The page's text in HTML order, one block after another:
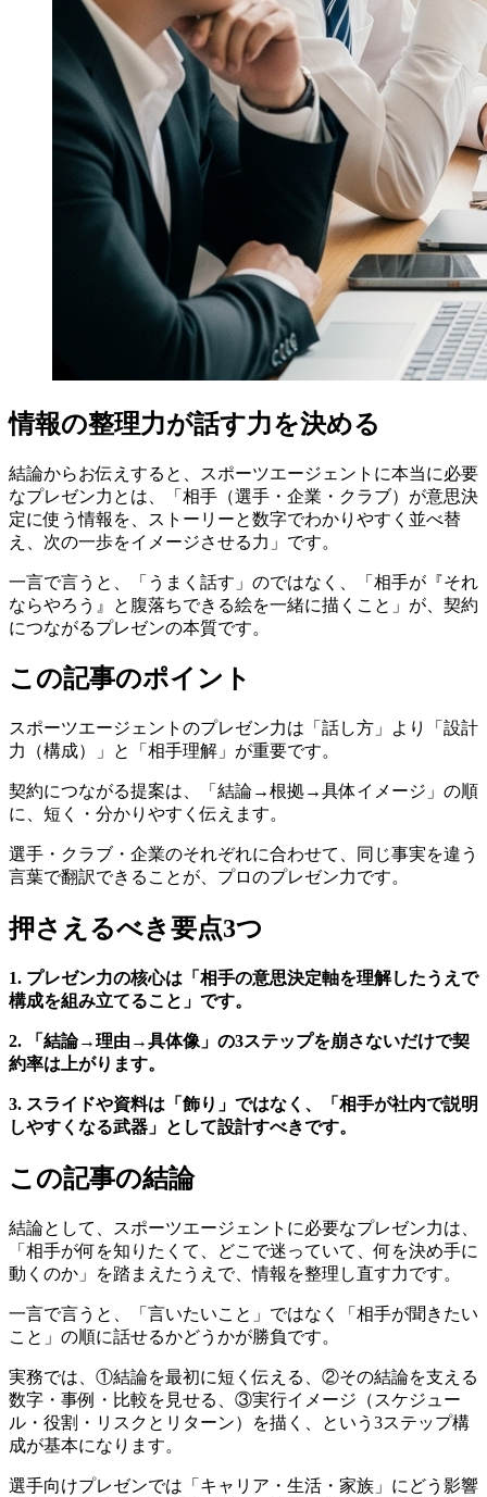
情報の整理力が話す力を決める
結論からお伝えすると、スポーツエージェントに本当に必要
なプレゼン力とは、「相手（選手・企業・クラブ）が意思決
定に使う情報を、ストーリーと数字でわかりやすく並べ替
え、次の一歩をイメージさせる力」です。
一言で言うと、「うまく話す」のではなく、「相手が『それ
ならやろう』と腹落ちできる絵を一緒に描くこと」が、契約
につながるプレゼンの本質です。
この記事のポイント
スポーツエージェントのプレゼン力は「話し方」より「設計
力（構成）」と「相手理解」が重要です。
契約につながる提案は、「結論→根拠→具体イメージ」の順
に、短く・分かりやすく伝えます。
選手・クラブ・企業のそれぞれに合わせて、同じ事実を違う
言葉で翻訳できることが、プロのプレゼン力です。
押さえるべき要点3つ
1. プレゼン力の核心は「相手の意思決定軸を理解したうえで
構成を組み立てること」です。
2. 「結論→理由→具体像」の3ステップを崩さないだけで契
約率は上がります。
3. スライドや資料は「飾り」ではなく、「相手が社内で説明
しやすくなる武器」として設計すべきです。
この記事の結論
結論として、スポーツエージェントに必要なプレゼン力は、
「相手が何を知りたくて、どこで迷っていて、何を決め手に
動くのか」を踏まえたうえで、情報を整理し直す力です。
一言で言うと、「言いたいこと」ではなく「相手が聞きたい
こと」の順に話せるかどうかが勝負です。
実務では、①結論を最初に短く伝える、②その結論を支える
数字・事例・比較を見せる、③実行イメージ（スケジュー
ル・役割・リスクとリターン）を描く、という3ステップ構
成が基本になります。
選手向けプレゼンでは「キャリア・生活・家族」にどう影響